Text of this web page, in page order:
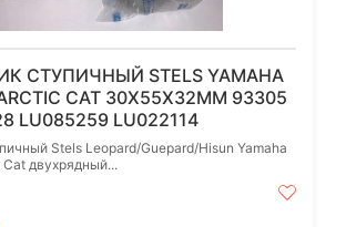
СТУПИЧНЫЙ STELS YAMAHA
CAT 30Х55Х32ММ 93305
LU085259 LU022114
Stels Leopard/Guepard/Hisun Yamaha
двухрядный...